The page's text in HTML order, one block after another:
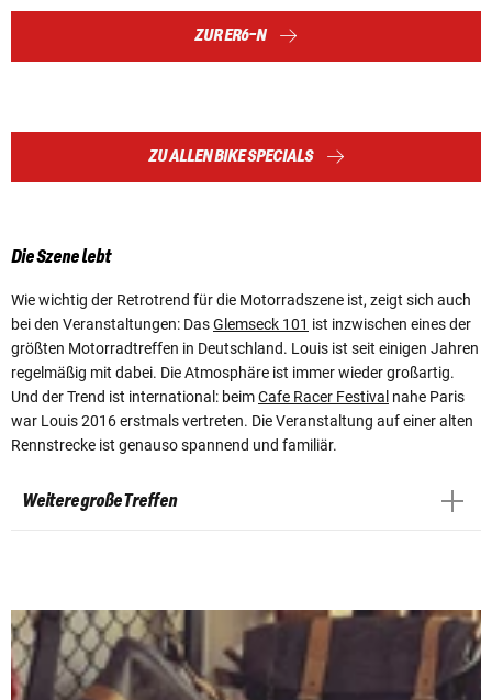
ZUR ER6-N
ZU ALLEN BIKE SPECIALS
Die Szene lebt
Wie wichtig der Retrotrend für die Motorradszene ist, zeigt sich auch
bei den Veranstaltungen: DasGlemseck 101 ist inzwischen eines der
größten Motorradtreffen in Deutschland. Louis ist seit einigen Jahren
regelmäßig mit dabei. Die Atmosphäre ist immer wieder großartig.
Und der Trend ist international: beimCafe Racer Festival nahe Paris
war Louis 2016 erstmals vertreten. Die Veranstaltung auf einer alten
Rennstrecke ist genauso spannend und familiär.
Weitere große Treffen